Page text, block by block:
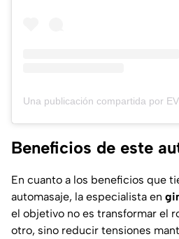
Beneficios de este
En cuanto a los beneficios que
automasaje, la especialista en
el objetivo no es transformar el
otro, sino reducir tensiones